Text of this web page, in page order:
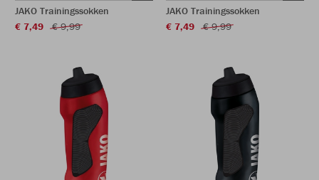
JAKO Trainingssokken
€ 7,49
€ 9,99
JAKO Trainingssokken
€ 7,49
€ 9,99